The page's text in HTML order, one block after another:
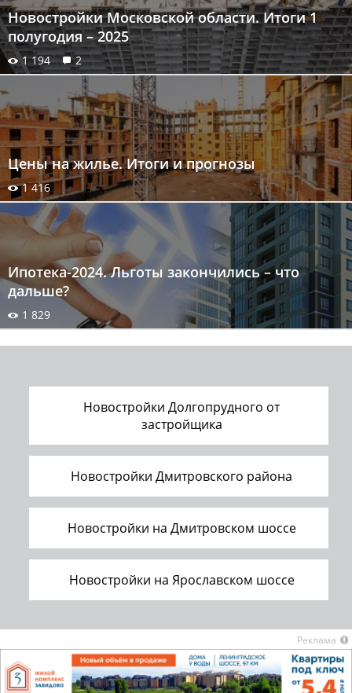
Новостройки Московской области. Итоги 1
полугодия – 2025
1 194 2
Цены на жилье. Итоги и прогнозы
1 416
Ипотека-2024. Льготы закончились – что
дальше?
1 829
Новостройки Долгопрудного от
застройщика
Новостройки Дмитровского района
Новостройки на Дмитровском шоссе
Новостройки на Ярославском шоссе
Реклама